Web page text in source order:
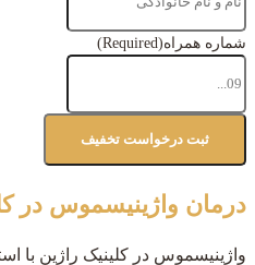
شماره همراه(Required)
درمان واژینیسموس در
واژینیسموس در کلینیک راژین با